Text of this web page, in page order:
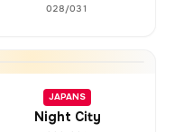
028/031
JAPANS
Night City